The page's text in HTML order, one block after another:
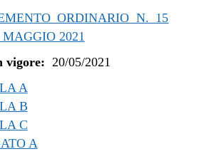
12/2021
09/12/2021
08/2021
ORDINARIO N. 15
2021
vigore: 20/05/2021
A
B
C
A